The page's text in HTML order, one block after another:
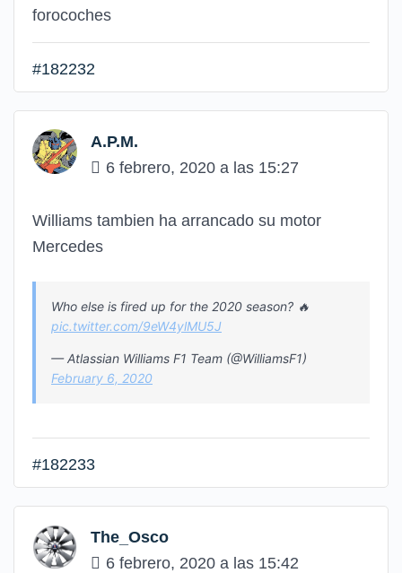
forocoches
#182232
A.P.M.
6 febrero, 2020 a las 15:27
Williams tambien ha arrancado su motor
Mercedes
Who else is fired up for the 2020 season? 🔥
pic.twitter.com/9eW4ylMU5J
— Atlassian Williams F1 Team (@WilliamsF1)
February 6, 2020
#182233
The_Osco
6 febrero, 2020 a las 15:42